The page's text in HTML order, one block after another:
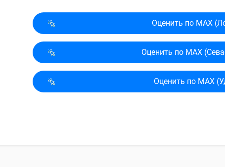
Оценить по MAX
Оценить по MAX
Оценить по MAX